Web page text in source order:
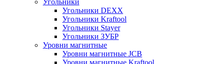
Угольники
Угольники DEXX
Угольники Kraftool
Угольники Stayer
Угольники ЗУБР
Уровни магнитные
Уровни магнитные JCB
Уровни магнитные Kraftool